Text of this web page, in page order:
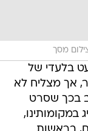
מסך
בלעדי של
אך מצליח לא
בכך שסרט
3" עדיין מציג במקומותינו,